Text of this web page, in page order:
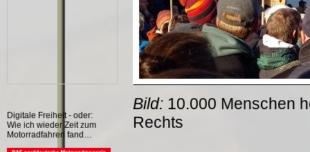
Digitale Freiheit - oder:
Wie ich wieder Zeit zum
Motorradfahren fand…
Bild: 10.000 Menschen
Rechts